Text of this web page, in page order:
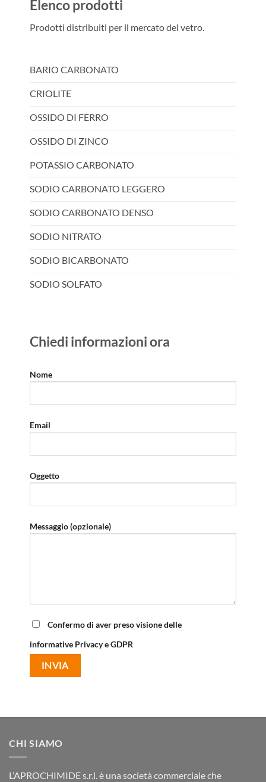
Elenco prodotti
Prodotti distribuiti per il mercato del vetro.
BARIO CARBONATO
CRIOLITE
OSSIDO DI FERRO
OSSIDO DI ZINCO
POTASSIO CARBONATO
SODIO CARBONATO LEGGERO
SODIO CARBONATO DENSO
SODIO NITRATO
SODIO BICARBONATO
SODIO SOLFATO
Chiedi informazioni ora
Nome
Email
Oggetto
Messaggio (opzionale)
Confermo di aver preso visione delle
informative Privacy e GDPR
CHI SIAMO
L’APROCHIMIDE s.r.l. è una società commerciale che